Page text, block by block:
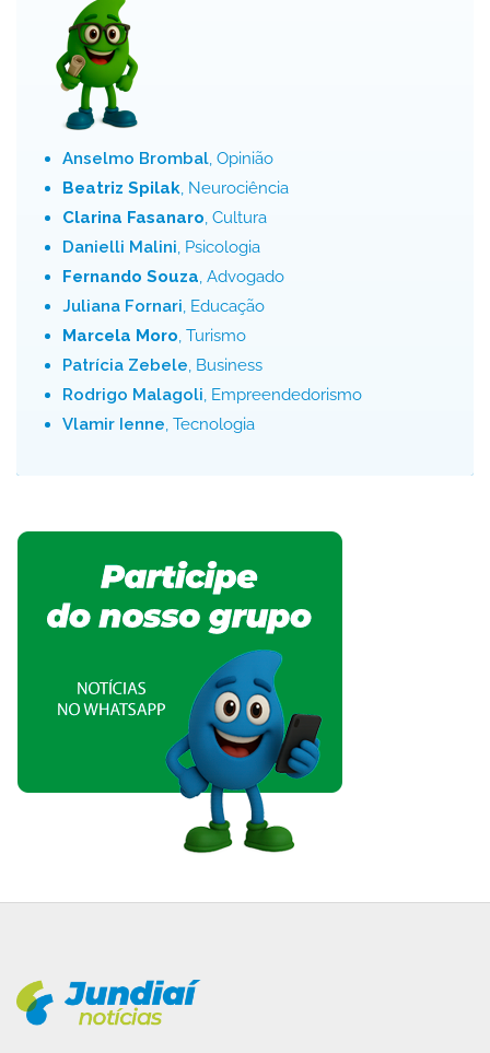
Anselmo Brombal, Opinião
Beatriz Spilak, Neurociência
Clarina Fasanaro, Cultura
Danielli Malini, Psicologia
Fernando Souza, Advogado
Juliana Fornari, Educação
Marcela Moro, Turismo
Patrícia Zebele, Business
Rodrigo Malagoli, Empreendedorismo
Vlamir Ienne, Tecnologia